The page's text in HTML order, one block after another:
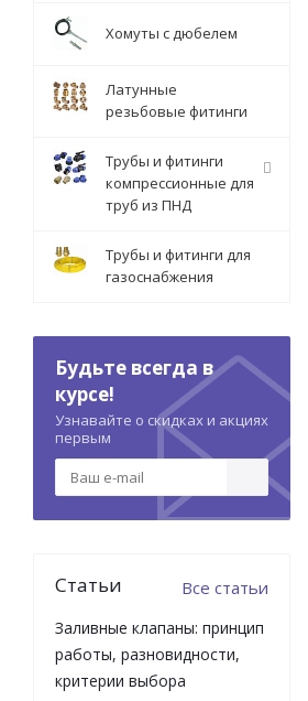
Хомуты с дюбелем
Латунные
резьбовые фитинги
Трубы и фитинги
компрессионные для
труб из ПНД
Трубы и фитинги для
газоснабжения
Будьте всегда в
курсе!
Узнавайте о скидках и акциях
первым
Статьи Все статьи
Заливные клапаны: принцип
работы, разновидности,
критерии выбора